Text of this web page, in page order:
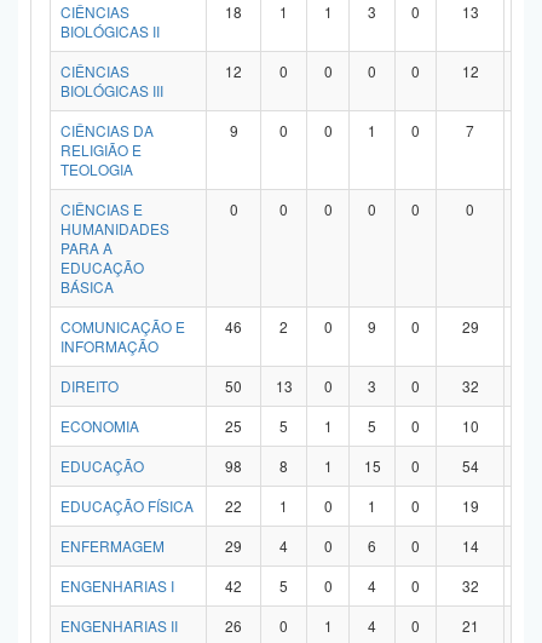
CIÊNCIAS
BIOLÓGICAS II
18 1 1 3 0 13
CIÊNCIAS
BIOLÓGICAS III
12 0 0 0 0 12
CIÊNCIAS DA
RELIGIÃO E
TEOLOGIA
9 0 0 1 0 7
CIÊNCIAS E
HUMANIDADES
PARA A
EDUCAÇÃO
BÁSICA
0 0 0 0 0 0
COMUNICAÇÃO E
INFORMAÇÃO
46 2 0 9 0 29
DIREITO 50 13 0 3 0 32
ECONOMIA
25 5 1 5 0 10
EDUCAÇÃO
98 8 1 15 0 54
EDUCAÇÃO FÍSICA
22 1 0 1 0 19
ENFERMAGEM
29 4 0 6 0 14
ENGENHARIAS I
42 5 0 4 0 32
ENGENHARIAS II
26 0 1 4 0 21